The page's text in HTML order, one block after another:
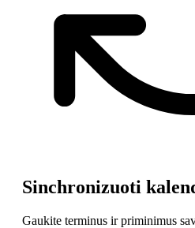
Sinchronizuoti
Gaukite terminus ir priminimus